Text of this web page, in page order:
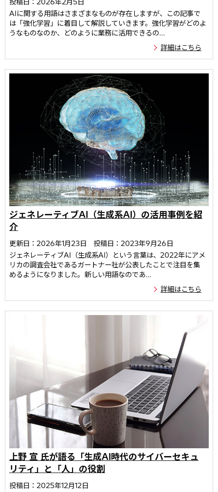
投稿日：2026年2月5日
AIに関する用語はさまざまなものが存在しますが、この記事で
は「強化学習」に着目して解説していきます。強化学習がどのよ
うなものなのか、どのように業務に活用できるの...
詳細はこちら
ジェネレーティブAI（生成系AI）の活用事例を紹
介
更新日：2026年1月23日
投稿日：2023年9月26日
ジェネレーティブAI（生成系AI）という言葉は、2022年にアメ
リカの調査会社であるガートナー社が公表したことで注目を集
めるようになりました。新しい用語なのであ...
詳細はこちら
上野 宣 氏が語る「生成AI時代のサイバーセキュ
リティ」と「人」の役割
投稿日：2025年12月12日